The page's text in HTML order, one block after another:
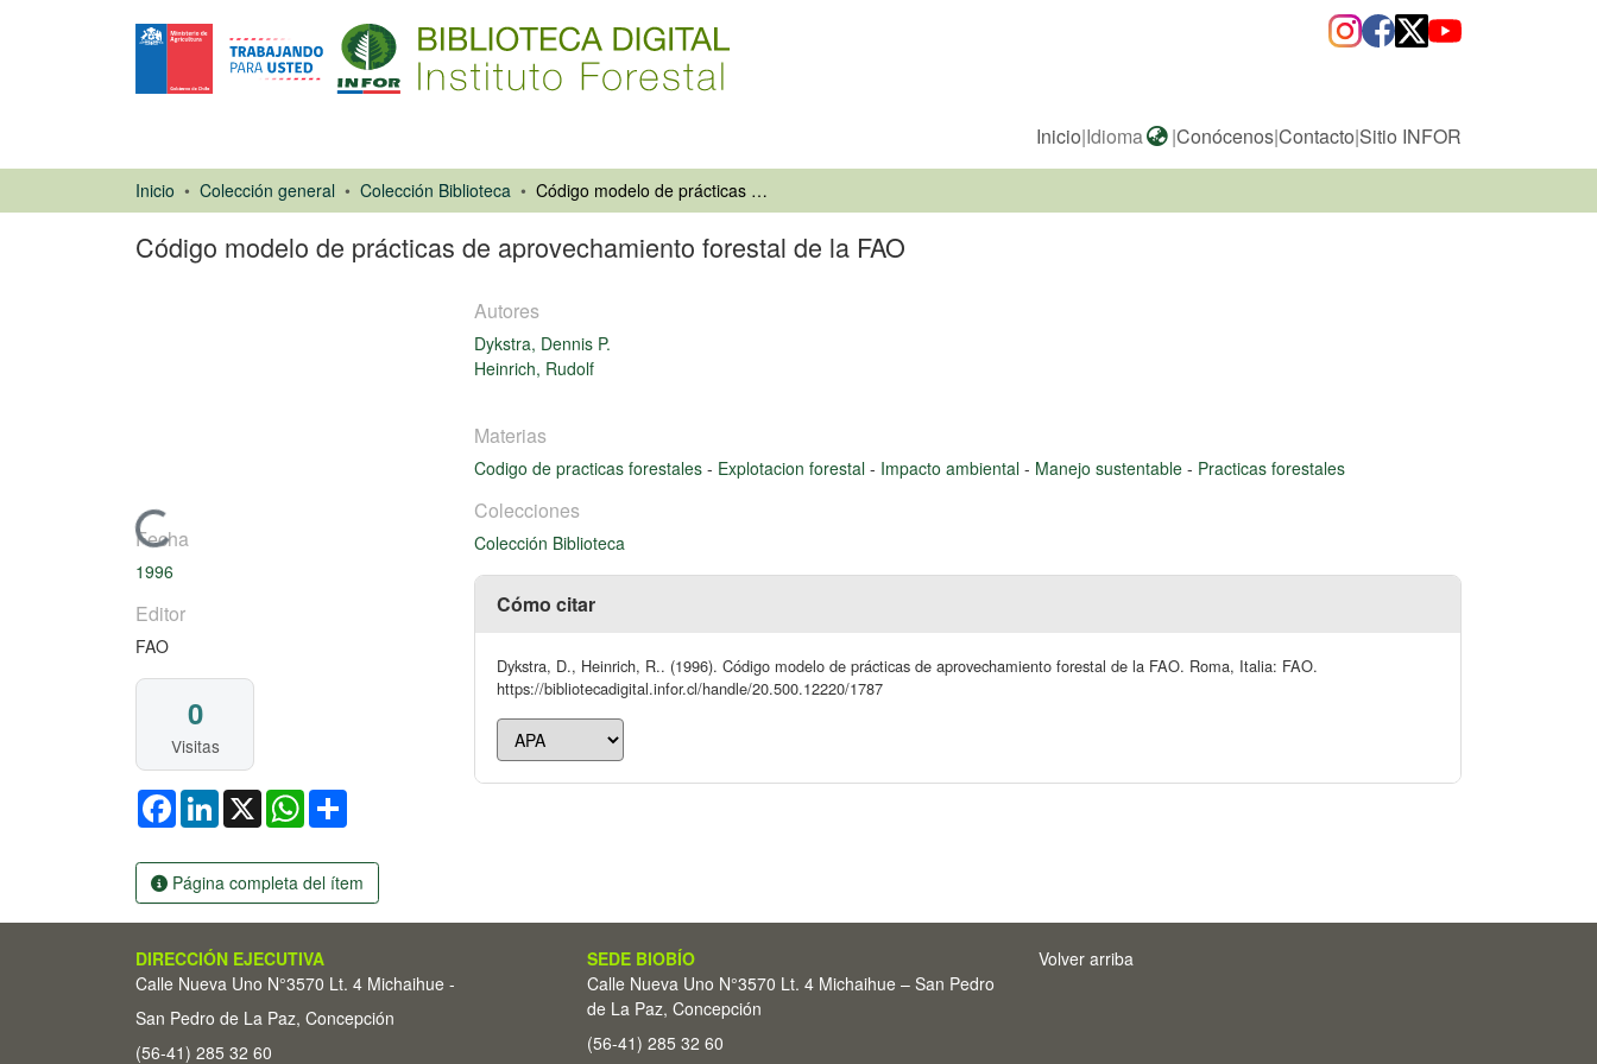
Inicio|Idioma |Conócenos|Contacto|Sitio INFOR
Inicio Colección general Colección Biblioteca Código modelo de prácticas de aprovechamiento forestal de la FAO
Código modelo de prácticas de aprovechamiento forestal de la FAO
Cargando...
Fecha
1996
Editor
FAO
0
Visitas
FacebookLinkedIn
X WhatsApp
Página completa del ítem
Autores
Dykstra, Dennis P.
Heinrich, Rudolf
Materias
Codigo de practicas forestales - Explotacion forestal - Impacto ambiental - Manejo sustentable - Practicas forestales
Colecciones
Colección Biblioteca
Cómo citar
Dykstra, D., Heinrich, R.. (1996). Código modelo de prácticas de aprovechamiento forestal de la FAO. Roma, Italia: FAO.
https://bibliotecadigital.infor.cl/handle/20.500.12220/1787
DIRECCIÓN EJECUTIVA
Calle Nueva Uno N°3570 Lt. 4 Michaihue -
San Pedro de La Paz, Concepción
(56-41) 285 32 60
SEDE BIOBÍO
Calle Nueva Uno N°3570 Lt. 4 Michaihue – San Pedro
de La Paz, Concepción
(56-41) 285 32 60
Volver arriba